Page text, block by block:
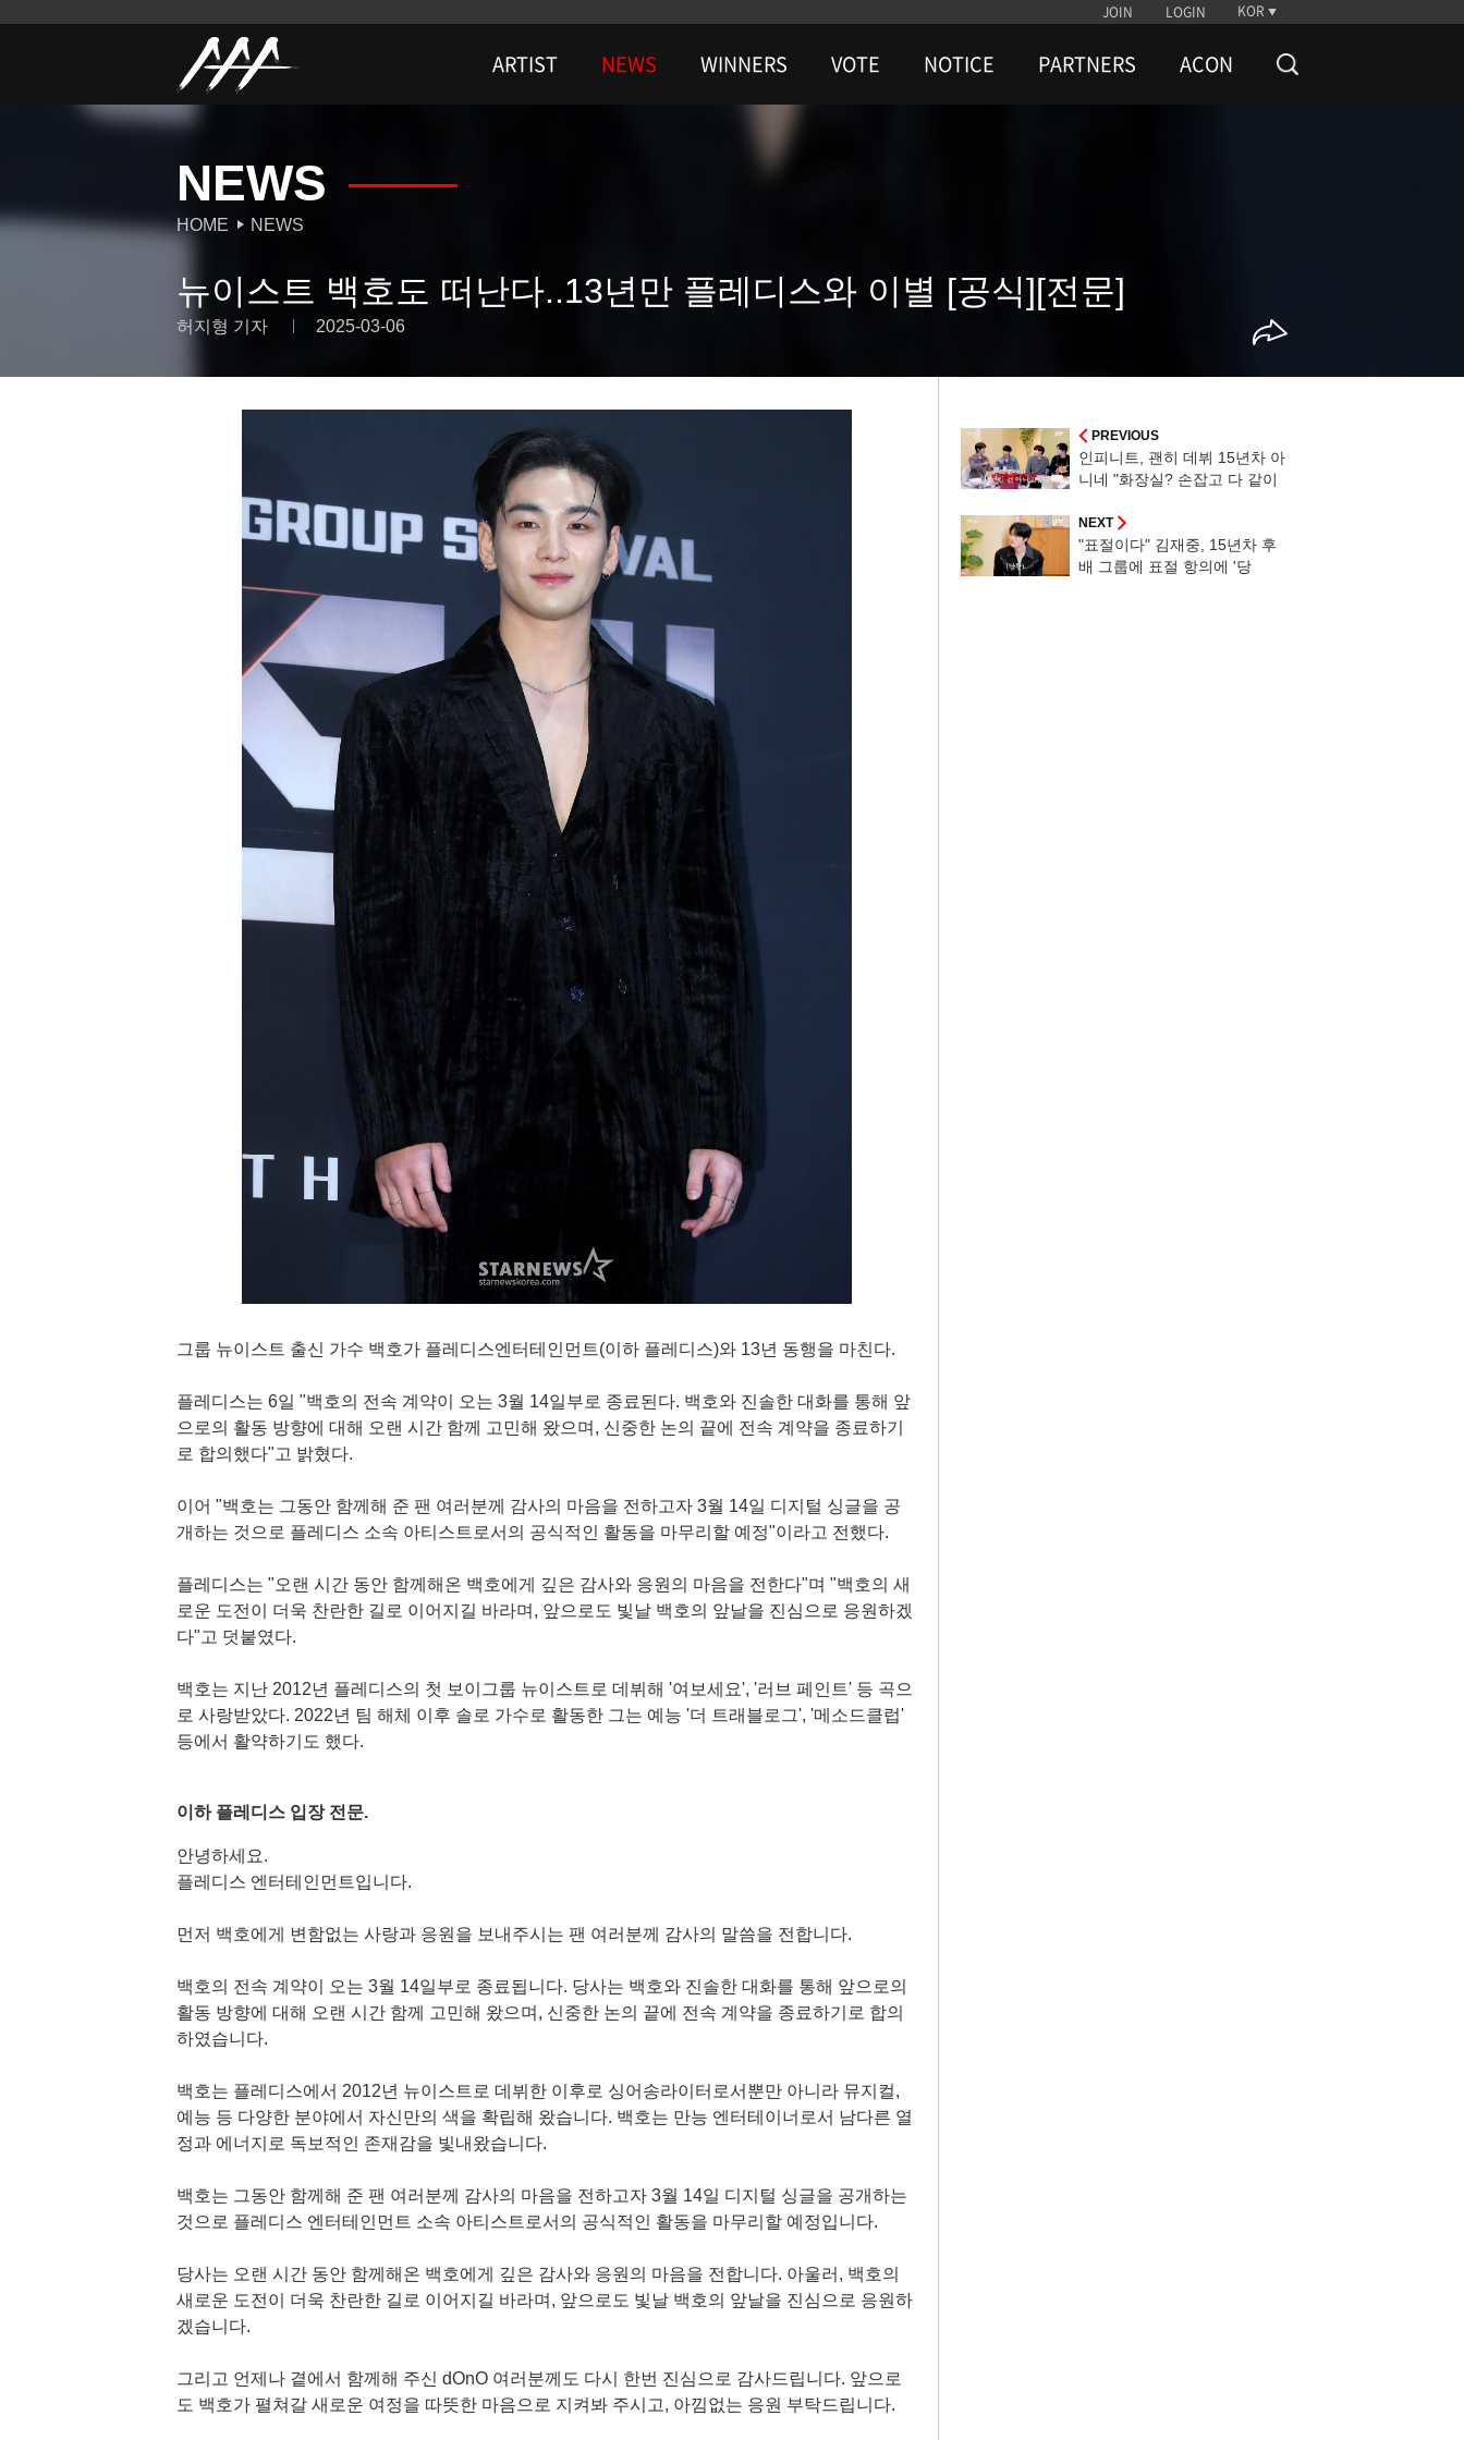
JOIN LOGIN KOR
ARTIST NEWS WINNERS VOTE NOTICE PARTNERS ACON
NEWS
HOME NEWS
뉴이스트 백호도 떠난다..13년만 플레디스와 이별 [공식][전문]
허지형 기자 2025-03-06
그룹 뉴이스트 출신 가수 백호가 플레디스엔터테인먼트(이하 플레디스)와 13년 동행을 마친다.
플레디스는 6일 "백호의 전속 계약이 오는 3월 14일부로 종료된다. 백호와 진솔한 대화를 통해 앞
으로의 활동 방향에 대해 오랜 시간 함께 고민해 왔으며, 신중한 논의 끝에 전속 계약을 종료하기
로 합의했다"고 밝혔다.
이어 "백호는 그동안 함께해 준 팬 여러분께 감사의 마음을 전하고자 3월 14일 디지털 싱글을 공
개하는 것으로 플레디스 소속 아티스트로서의 공식적인 활동을 마무리할 예정"이라고 전했다.
플레디스는 "오랜 시간 동안 함께해온 백호에게 깊은 감사와 응원의 마음을 전한다"며 "백호의 새
로운 도전이 더욱 찬란한 길로 이어지길 바라며, 앞으로도 빛날 백호의 앞날을 진심으로 응원하겠
다"고 덧붙였다.
백호는 지난 2012년 플레디스의 첫 보이그룹 뉴이스트로 데뷔해 '여보세요', '러브 페인트' 등 곡으
로 사랑받았다. 2022년 팀 해체 이후 솔로 가수로 활동한 그는 예능 '더 트래블로그', '메소드클럽'
등에서 활약하기도 했다.
이하 플레디스 입장 전문.
안녕하세요.
플레디스 엔터테인먼트입니다.
먼저 백호에게 변함없는 사랑과 응원을 보내주시는 팬 여러분께 감사의 말씀을 전합니다.
백호의 전속 계약이 오는 3월 14일부로 종료됩니다. 당사는 백호와 진솔한 대화를 통해 앞으로의
활동 방향에 대해 오랜 시간 함께 고민해 왔으며, 신중한 논의 끝에 전속 계약을 종료하기로 합의
하였습니다.
백호는 플레디스에서 2012년 뉴이스트로 데뷔한 이후로 싱어송라이터로서뿐만 아니라 뮤지컬,
예능 등 다양한 분야에서 자신만의 색을 확립해 왔습니다. 백호는 만능 엔터테이너로서 남다른 열
정과 에너지로 독보적인 존재감을 빛내왔습니다.
백호는 그동안 함께해 준 팬 여러분께 감사의 마음을 전하고자 3월 14일 디지털 싱글을 공개하는
것으로 플레디스 엔터테인먼트 소속 아티스트로서의 공식적인 활동을 마무리할 예정입니다.
당사는 오랜 시간 동안 함께해온 백호에게 깊은 감사와 응원의 마음을 전합니다. 아울러, 백호의
새로운 도전이 더욱 찬란한 길로 이어지길 바라며, 앞으로도 빛날 백호의 앞날을 진심으로 응원하
겠습니다.
그리고 언제나 곁에서 함께해 주신 dOnO 여러분께도 다시 한번 진심으로 감사드립니다. 앞으로
도 백호가 펼쳐갈 새로운 여정을 따뜻한 마음으로 지켜봐 주시고, 아낌없는 응원 부탁드립니다.
PREVIOUS
인피니트, 괜히 데뷔 15년차 아
니네 "화장실? 손잡고 다 같이
NEXT
"표절이다" 김재중, 15년차 후
배 그룹에 표절 항의에 '당